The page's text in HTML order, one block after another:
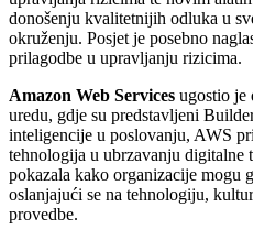
donošenju kvalitetnijih odluka u
okruženju. Posjet je posebno
prilagodbe u upravljanju rizicima.
Amazon Web Services ugostio je
uredu, gdje su predstavljeni
inteligencije u poslovanju, AWS
tehnologija u ubrzavanju digitalne
pokazala kako organizacije mogu
oslanjajući se na tehnologiju,
provedbe.